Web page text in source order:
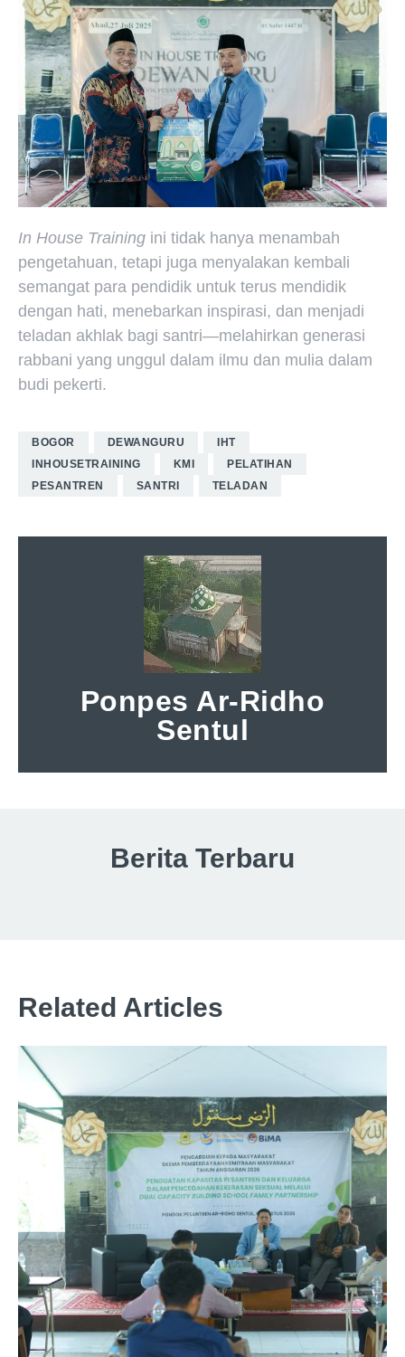
In House Training ini tidak hanya menambah
pengetahuan, tetapi juga menyalakan kembali
semangat para pendidik untuk terus mendidik
dengan hati, menebarkan inspirasi, dan menjadi
teladan akhlak bagi santri—melahirkan generasi
rabbani yang unggul dalam ilmu dan mulia dalam
budi pekerti.
BOGOR DEWANGURU
IHT
INHOUSETRAINING
KMI
PELATIHAN
PESANTREN
SANTRI TELADAN
Ponpes Ar-Ridho
Sentul
Berita Terbaru
Related Articles